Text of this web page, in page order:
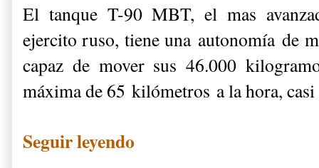
El tanque T-90 MBT, el mas
ejercito ruso, tiene una autonomía de
capaz de mover sus 46.000
máxima de 65 kilómetros a la hora, casi
Seguir leyendo